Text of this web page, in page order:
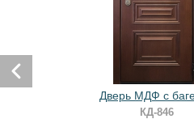
Дверь МДФ с
КД-846